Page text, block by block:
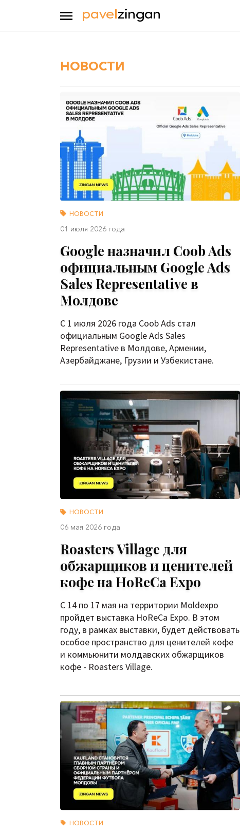
НОВОСТИ
НОВОСТИ
01 июля 2026 года
Google назначил Coob Ads
официальным Google Ads
Sales Representative в
Молдове
С 1 июля 2026 года Coob Ads стал
официальным Google Ads Sales
Representative в Молдове, Армении,
Азербайджане, Грузии и Узбекистане.
НОВОСТИ
06 мая 2026 года
Roasters Village для
обжарщиков и ценителей
кофе на HoReCa Expo
С 14 по 17 мая на территории Moldexpo
пройдет выставка HoReCa Expo. В этом
году, в рамках выставки, будет действовать
особое пространство для ценителей кофе
и коммьюнити молдавских обжарщиков
кофе - Roasters Village.
НОВОСТИ